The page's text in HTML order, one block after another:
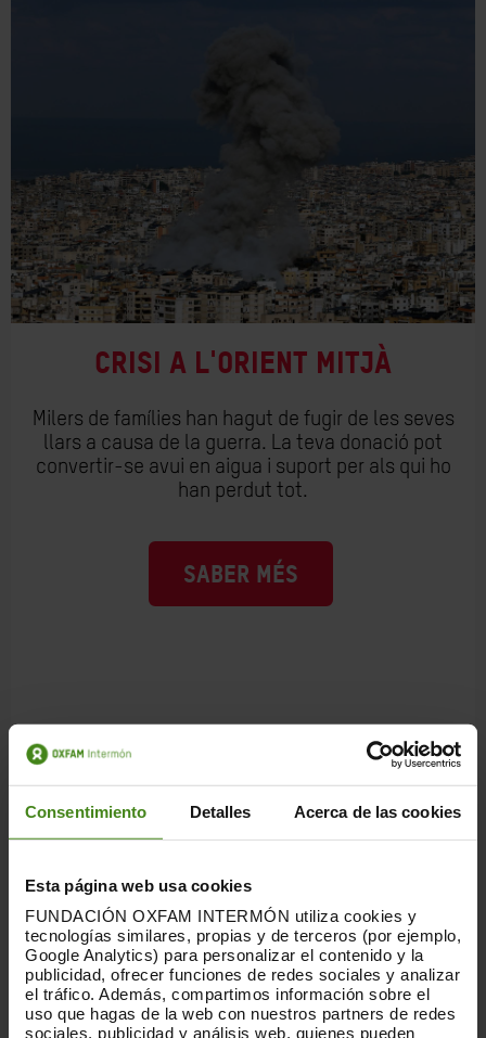
Consentimiento Detalles Acerca de las cookies
Esta página web usa cookies
FUNDACIÓN OXFAM INTERMÓN utiliza cookies y
tecnologías similares, propias y de terceros (por ejemplo,
Google Analytics) para personalizar el contenido y la
publicidad, ofrecer funciones de redes sociales y analizar
el tráfico. Además, compartimos información sobre el
uso que hagas de la web con nuestros partners de redes
sociales, publicidad y análisis web, quienes pueden
Crisi a l'Orient Mitjà
Milers de famílies han hagut de fugir de les seves
llars a causa de la guerra. La teva donació pot
convertir-se avui en aigua i suport per als qui ho
han perdut tot.
SABER MÉS